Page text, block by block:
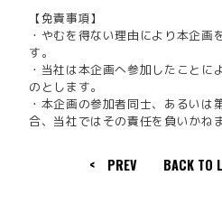
【免責事項】
・やむを得ない理由により本企画
す。
・当社は本企画へ参加したことに
のとします。
・本企画の参加者同士、あるいは
合、当社ではその責任を負いかねま
< PREV BACK TO